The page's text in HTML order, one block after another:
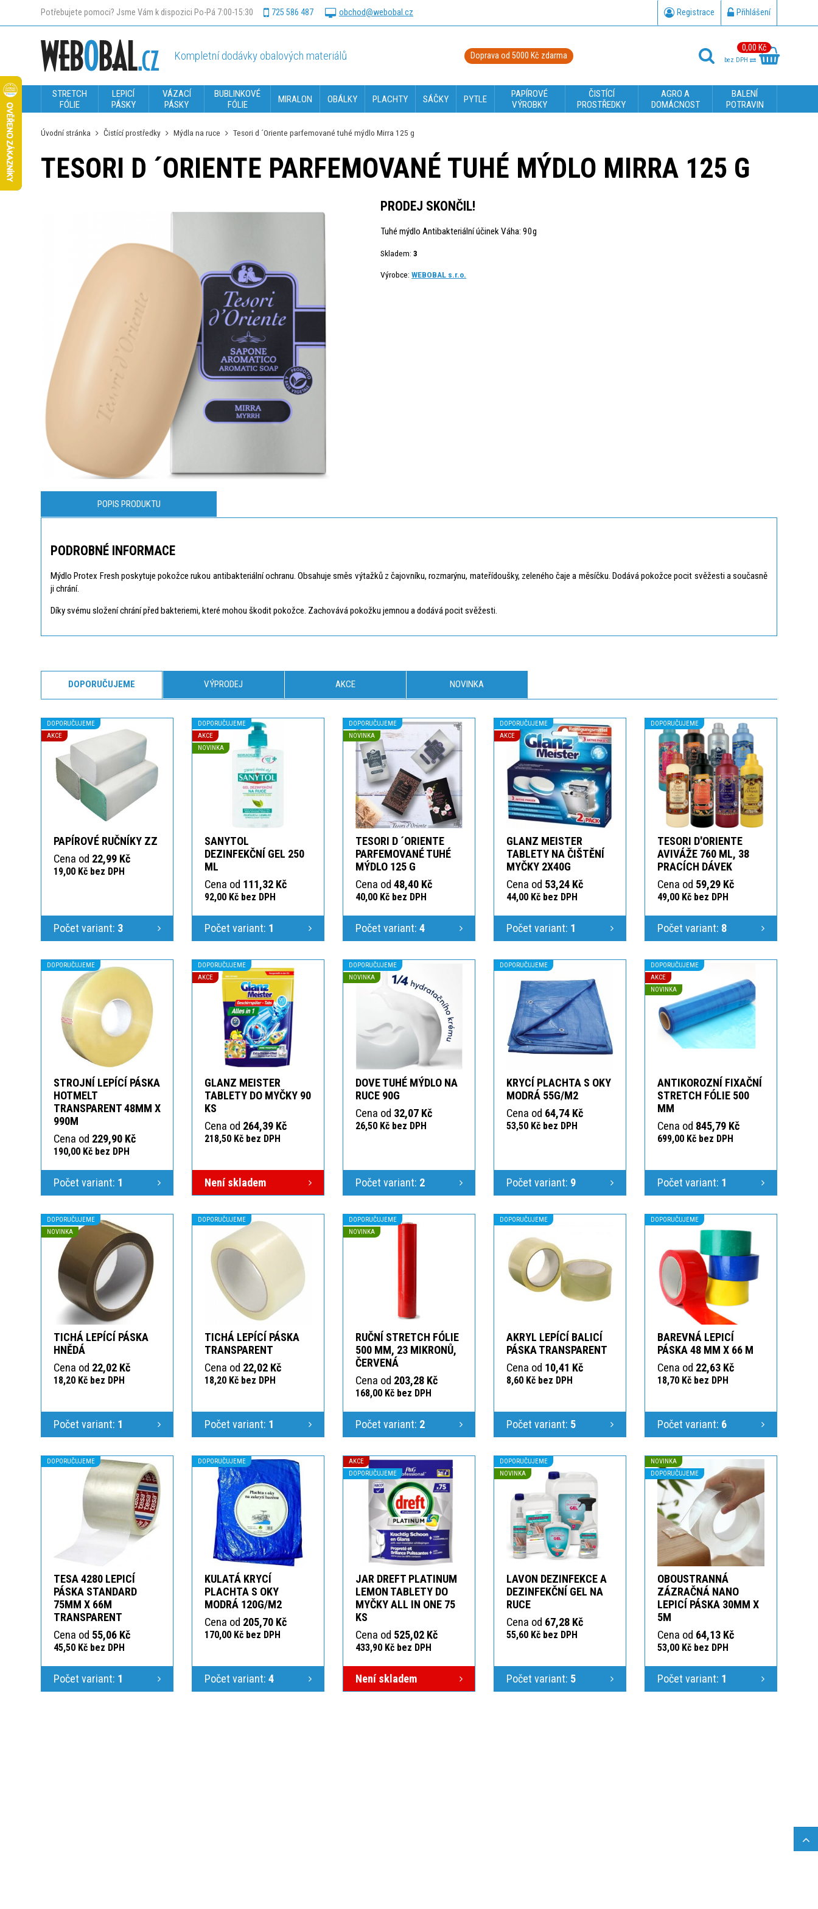
Potřebujete pomoci? Jsme Vám k dispozici Po-Pá 7:00-15:30 725 586 487 obchod@webobal.cz Registrace Přihlášení
Kompletní dodávky obalových materiálů Doprava od 5000 Kč zdarma
0,00 Kč
bez DPH
STRETCH
FÓLIE
LEPICÍ
PÁSKY
VÁZACÍ
PÁSKY
BUBLINKOVÉ
FÓLIE
MIRALON OBÁLKY PLACHTY SÁČKY PYTLE
PAPÍROVÉ
VÝROBKY
ČISTÍCÍ
PROSTŘEDKY
AGRO A
DOMÁCNOST
BALENÍ
POTRAVIN
Úvodní stránka Čistící prostředky Mýdla na ruce Tesori d ´Oriente parfemované tuhé mýdlo Mirra 125 g
TESORI D ´ORIENTE PARFEMOVANÉ TUHÉ MÝDLO MIRRA 125 G
PRODEJ SKONČIL!
Tuhé mýdlo Antibakteriální účinek Váha: 90g
Skladem: 3
Výrobce: WEBOBAL s.r.o.
POPIS PRODUKTU
PODROBNÉ INFORMACE
Mýdlo Protex Fresh poskytuje pokožce rukou antibakteriální ochranu. Obsahuje směs výtažků z čajovníku, rozmarýnu, mateřídoušky, zeleného čaje a měsíčku. Dodává pokožce pocit svěžesti a současně
ji chrání.
Díky svému složení chrání před bakteriemi, které mohou škodit pokožce. Zachovává pokožku jemnou a dodává pocit svěžesti.
DOPORUČUJEME VÝPRODEJ AKCE NOVINKA
DOPORUČUJEME
AKCE
PAPÍROVÉ RUČNÍKY ZZ
Cena od 22,99 Kč
19,00 Kč bez DPH
Počet variant: 3
DOPORUČUJEME
AKCE
NOVINKA
SANYTOL
DEZINFEKČNÍ GEL 250
ML
Cena od 111,32 Kč
92,00 Kč bez DPH
Počet variant: 1
DOPORUČUJEME
NOVINKA
TESORI D ´ORIENTE
PARFEMOVANÉ TUHÉ
MÝDLO 125 G
Cena od 48,40 Kč
40,00 Kč bez DPH
Počet variant: 4
DOPORUČUJEME
AKCE
GLANZ MEISTER
TABLETY NA ČIŠTĚNÍ
MYČKY 2X40G
Cena od 53,24 Kč
44,00 Kč bez DPH
Počet variant: 1
DOPORUČUJEME
TESORI D'ORIENTE
AVIVÁŽE 760 ML, 38
PRACÍCH DÁVEK
Cena od 59,29 Kč
49,00 Kč bez DPH
Počet variant: 8
DOPORUČUJEME
STROJNÍ LEPÍCÍ PÁSKA
HOTMELT
TRANSPARENT 48MM X
990M
Cena od 229,90 Kč
190,00 Kč bez DPH
Počet variant: 1
DOPORUČUJEME
AKCE
GLANZ MEISTER
TABLETY DO MYČKY 90
KS
Cena od 264,39 Kč
218,50 Kč bez DPH
Není skladem
DOPORUČUJEME
NOVINKA
DOVE TUHÉ MÝDLO NA
RUCE 90G
Cena od 32,07 Kč
26,50 Kč bez DPH
Počet variant: 2
DOPORUČUJEME
KRYCÍ PLACHTA S OKY
MODRÁ 55G/M2
Cena od 64,74 Kč
53,50 Kč bez DPH
Počet variant: 9
DOPORUČUJEME
AKCE
NOVINKA
ANTIKOROZNÍ FIXAČNÍ
STRETCH FÓLIE 500
MM
Cena od 845,79 Kč
699,00 Kč bez DPH
Počet variant: 1
DOPORUČUJEME
NOVINKA
TICHÁ LEPÍCÍ PÁSKA
HNĚDÁ
Cena od 22,02 Kč
18,20 Kč bez DPH
Počet variant: 1
DOPORUČUJEME
TICHÁ LEPÍCÍ PÁSKA
TRANSPARENT
Cena od 22,02 Kč
18,20 Kč bez DPH
Počet variant: 1
DOPORUČUJEME
NOVINKA
RUČNÍ STRETCH FÓLIE
500 MM, 23 MIKRONŮ,
ČERVENÁ
Cena od 203,28 Kč
168,00 Kč bez DPH
Počet variant: 2
DOPORUČUJEME
AKRYL LEPÍCÍ BALICÍ
PÁSKA TRANSPARENT
Cena od 10,41 Kč
8,60 Kč bez DPH
Počet variant: 5
DOPORUČUJEME
BAREVNÁ LEPICÍ
PÁSKA 48 MM X 66 M
Cena od 22,63 Kč
18,70 Kč bez DPH
Počet variant: 6
DOPORUČUJEME
TESA 4280 LEPICÍ
PÁSKA STANDARD
75MM X 66M
TRANSPARENT
Cena od 55,06 Kč
45,50 Kč bez DPH
Počet variant: 1
DOPORUČUJEME
KULATÁ KRYCÍ
PLACHTA S OKY
MODRÁ 120G/M2
Cena od 205,70 Kč
170,00 Kč bez DPH
Počet variant: 4
AKCE
DOPORUČUJEME
JAR DREFT PLATINUM
LEMON TABLETY DO
MYČKY ALL IN ONE 75
KS
Cena od 525,02 Kč
433,90 Kč bez DPH
Není skladem
DOPORUČUJEME
NOVINKA
LAVON DEZINFEKCE A
DEZINFEKČNÍ GEL NA
RUCE
Cena od 67,28 Kč
55,60 Kč bez DPH
Počet variant: 5
NOVINKA
DOPORUČUJEME
OBOUSTRANNÁ
ZÁZRAČNÁ NANO
LEPICÍ PÁSKA 30MM X
5M
Cena od 64,13 Kč
53,00 Kč bez DPH
Počet variant: 1